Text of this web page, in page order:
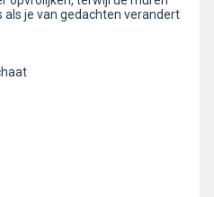
je van gedachten verandert